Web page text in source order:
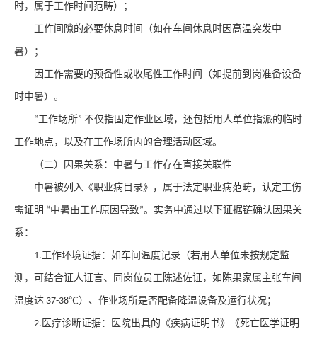
时，属于工作时间范畴）；
工作间隙的必要休息时间（如在车间休息时因高温突发中
暑）；
因工作需要的预备性或收尾性工作时间（如提前到岗准备设备
时中暑）。
“工作场所” 不仅指固定作业区域，还包括用人单位指派的临时
工作地点，以及在工作场所内的合理活动区域。
（二）因果关系：中暑与工作存在直接关联性
中暑被列入《职业病目录》，属于法定职业病范畴，认定工伤
需证明 “中暑由工作原因导致”。实务中通过以下证据链确认因果关
系：
1.工作环境证据：如车间温度记录（若用人单位未按规定监
测，可结合证人证言、同岗位员工陈述佐证，如陈果家属主张车间
温度达 37-38℃）、作业场所是否配备降温设备及运行状况；
2. 医疗诊断证据：医院出具的《疾病证明书》《死亡医学证明